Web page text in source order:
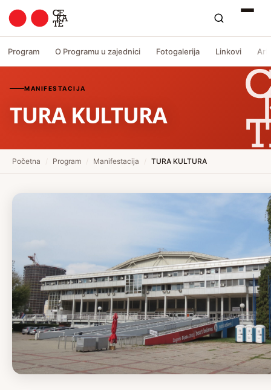
Program O Programu u zajednici Fotogalerija Linkovi
MANIFESTACIJA
TURA KULTURA
Početna Program Manifestacija TURA KULTURA